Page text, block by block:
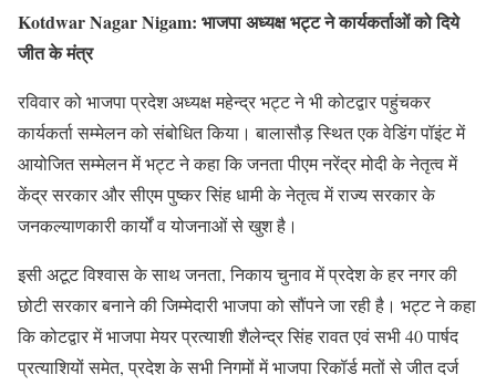
Kotdwar Nagar Nigam: भाजपा अध्यक्ष भट्ट ने कार्यकर्ताओं को दिये
जीत के मंत्र
रविवार को भाजपा प्रदेश अध्यक्ष महेन्द्र भट्ट ने भी कोटद्वार पहुंचकर
कार्यकर्ता सम्मेलन को संबोधित किया। बालासौड़ स्थित एक वेडिंग पॉइंट में
आयोजित सम्मेलन में भट्ट ने कहा कि जनता पीएम नरेंद्र मोदी के नेतृत्व में
केंद्र सरकार और सीएम पुष्कर सिंह धामी के नेतृत्व में राज्य सरकार के
जनकल्याणकारी कार्यों व योजनाओं से खुश है।
इसी अटूट विश्वास के साथ जनता, निकाय चुनाव में प्रदेश के हर नगर की
छोटी सरकार बनाने की जिम्मेदारी भाजपा को सौंपने जा रही है। भट्ट ने कहा
कि कोटद्वार में भाजपा मेयर प्रत्याशी शैलेन्द्र सिंह रावत एवं सभी 40 पार्षद
प्रत्याशियों समेत, प्रदेश के सभी निगमों में भाजपा रिकॉर्ड मतों से जीत दर्ज